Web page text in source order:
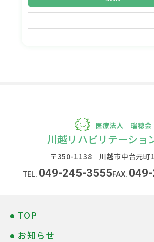
川越リハビリテーショ
〒350-1138 川越市中台元町
049-245-3555
TOP
お知らせ